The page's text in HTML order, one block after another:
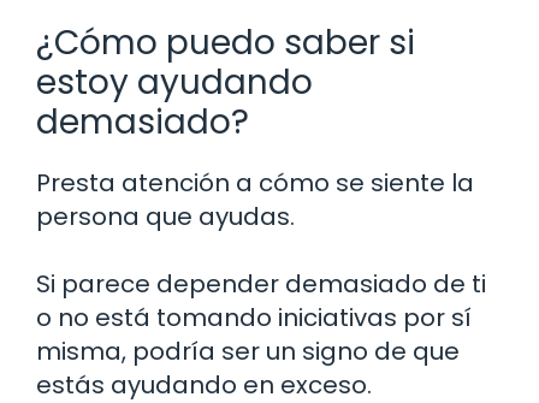
¿Cómo puedo saber si
estoy ayudando
demasiado?
Presta atención a cómo se siente la
persona que ayudas.
Si parece depender demasiado de ti
o no está tomando iniciativas por sí
misma, podría ser un signo de que
estás ayudando en exceso.